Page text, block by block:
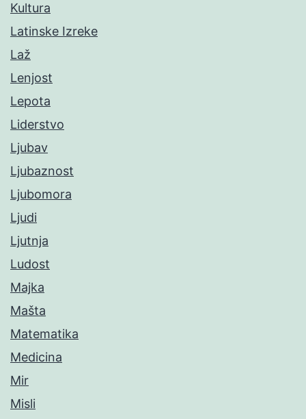
Kultura
Latinske Izreke
Laž
Lenjost
Lepota
Liderstvo
Ljubav
Ljubaznost
Ljubomora
Ljudi
Ljutnja
Ludost
Majka
Mašta
Matematika
Medicina
Mir
Misli